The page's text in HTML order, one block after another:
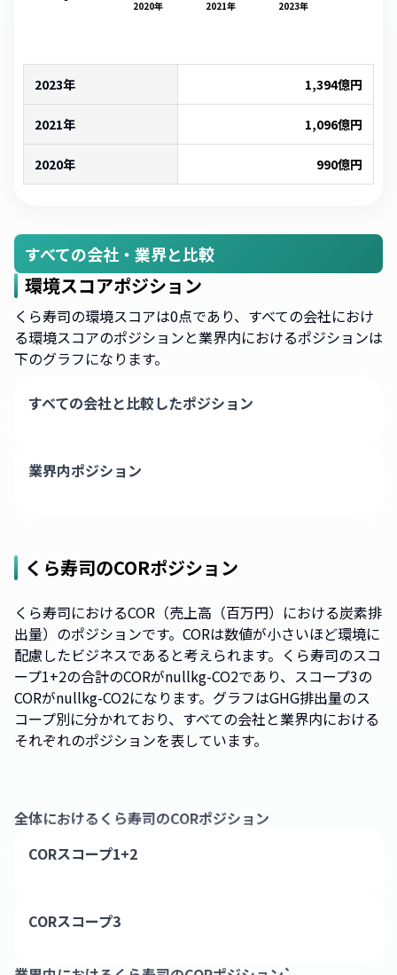
2020年 2021年 2023年
2023年 1,394億円
2021年 1,096億円
2020年 990億円
すべての会社・業界と比較
環境スコアポジション
くら寿司の環境スコアは0点であり、すべての会社におけ
る環境スコアのポジションと業界内におけるポジションは
下のグラフになります。
すべての会社と比較したポジション
業界内ポジション
くら寿司のCORポジション
くら寿司におけるCOR（売上高（百万円）における炭素排
出量）のポジションです。CORは数値が小さいほど環境に
配慮したビジネスであると考えられます。くら寿司のスコ
ープ1+2の合計のCORがnullkg-CO2であり、スコープ3の
CORがnullkg-CO2になります。グラフはGHG排出量のス
コープ別に分かれており、すべての会社と業界内における
それぞれのポジションを表しています。
全体における くら寿司のCORポジション
CORスコープ1+2
CORスコープ3